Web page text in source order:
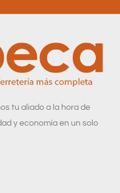
tu aliado a la hora de
y economía en un solo